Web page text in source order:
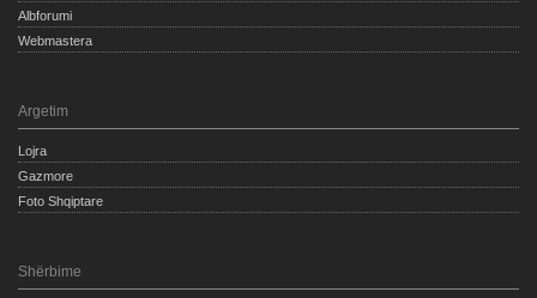
Albforumi
Webmastera
Argetim
Lojra
Gazmore
Foto Shqiptare
Shërbime